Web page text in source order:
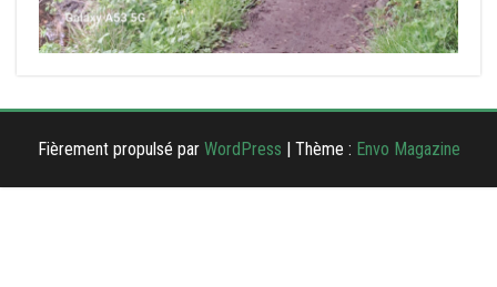
Fièrement propulsé par WordPress Thème : Envo Magazine